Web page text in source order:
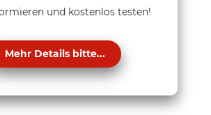
und kostenlos testen!
Mehr Details bitte...